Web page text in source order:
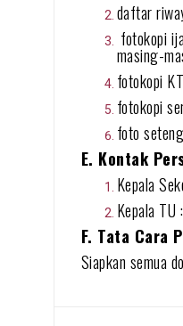
daftar
fotokopi
masing-
fotokopi
fotokopi
foto
E. Kontak
Kepala
Kepala
F. Tata Cara
Siapkan semua